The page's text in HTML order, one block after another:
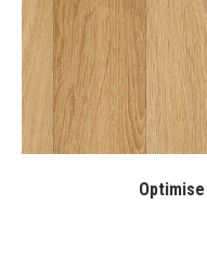
Optimise